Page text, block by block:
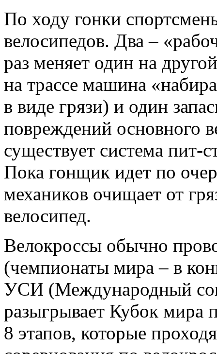
По ходу гонки
велосипедов. Два –
раз меняет один на
на трассе машина
в виде грязи) и один
повреждений основного
существует система пит-
Пока гонщик идет по
механиков очищает от
велосипед.
Велокроссы обычно
(чемпионаты мира – в
УСИ (Международный
разыгрывает Кубок мира
8 этапов, которые